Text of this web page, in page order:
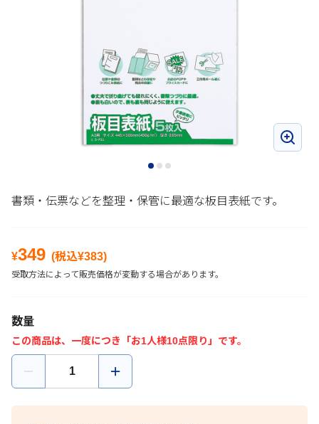
書類・伝票などを整理・保管に最適な板目表紙です。
¥349 (税込¥383)
受取方法によって販売価格が変動する場合があります。
数量
この商品は、一度につき「お1人様10点限り」です。